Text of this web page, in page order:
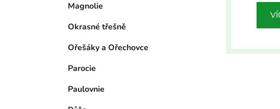
Magnolie
Okrasné třešně
Ořešáky a Ořechovce
Parocie
Paulovnie